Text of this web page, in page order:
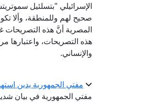
الإسرائيلي "بتسلئيل
صحيح لهم وللمنطقة، وألا
المصرية أنَّ هذه التصريحات
هذه التصريحات، واعتبارها
والإنساني.
مفتي الجمهورية يدين
مفتي الجمهورية في بيان